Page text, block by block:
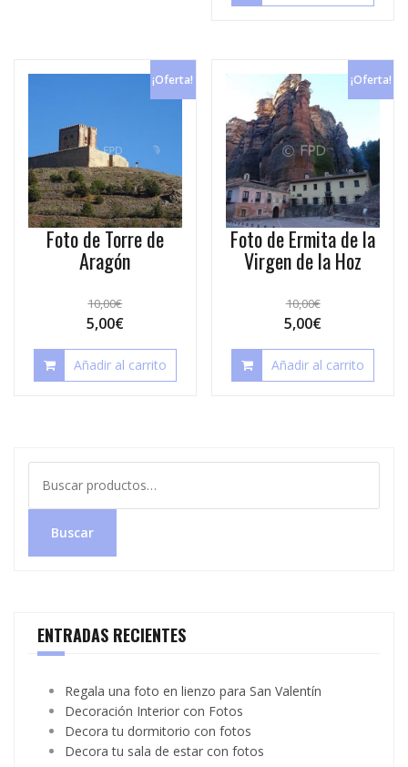
¡Oferta!
Foto de Torre de
Aragón
10,00€
5,00€
Añadir al carrito
¡Oferta!
Foto de Ermita de la
Virgen de la Hoz
10,00€
5,00€
Añadir al carrito
por:
Buscar
ENTRADAS RECIENTES
Regala una foto en lienzo para San Valentín
Decoración Interior con Fotos
Decora tu dormitorio con fotos
Decora tu sala de estar con fotos